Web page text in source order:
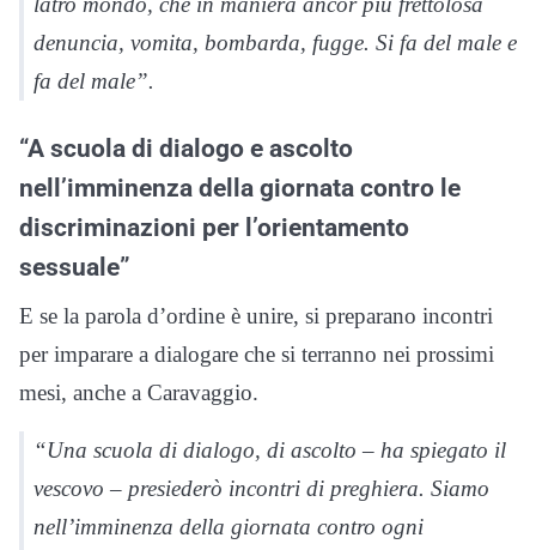
denuncia, vomita, bombarda, fugge. Si fa del male e
fa del male”.
“A scuola di dialogo e ascolto
nell’imminenza della giornata contro le
discriminazioni per l’orientamento
sessuale”
E se la parola d’ordine è unire, si preparano incontri
per imparare a dialogare che si terranno nei prossimi
mesi, anche a Caravaggio.
“Una scuola di dialogo, di ascolto – ha spiegato il
vescovo – presiederò incontri di preghiera. Siamo
nell’imminenza della giornata contro ogni